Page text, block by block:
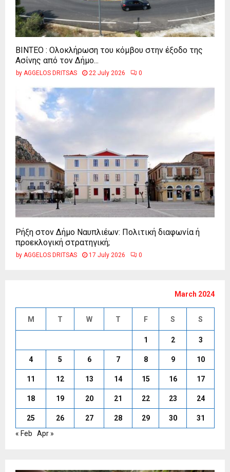
ΒΙΝΤΕΟ : Ολοκλήρωση του κόμβου στην έξοδο της
Ασίνης από τον Δήμο...
by AGGELOS DRITSAS 22 July 2026 0
Ρήξη στον Δήμο Ναυπλιέων: Πολιτική διαφωνία ή
προεκλογική στρατηγική;
by AGGELOS DRITSAS 17 July 2026 0
March 2024
M T W T F S S
1 2 3
4 5 6 7 8 9 10
11 12 13 14 15 16 17
18 19 20 21 22 23 24
25 26 27 28 29 30
31
« Feb
Apr »